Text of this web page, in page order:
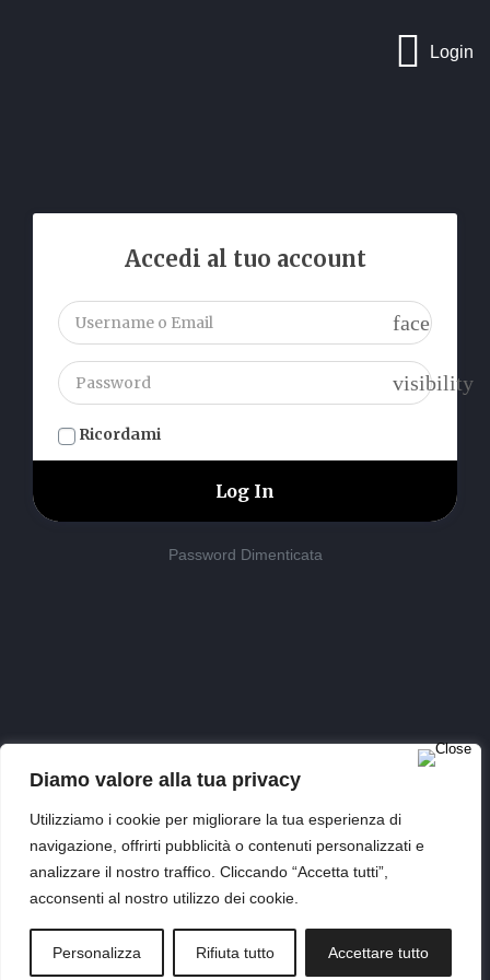
Diamo valore alla tua privacy
Utilizziamo i cookie per migliorare la tua esperienza di
navigazione, offrirti pubblicità o contenuti personalizzati e
analizzare il nostro traffico. Cliccando “Accetta tutti”,
acconsenti al nostro utilizzo dei cookie.
Personalizza Rifiuta tutto Accettare tutto
Login
Accedi al tuo account
face
visibility
Ricordami
Password Dimenticata
© Copyright - 2026 | MM Multimedia P.iva 10144511218 |